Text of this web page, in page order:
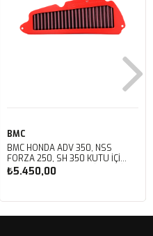
BMC
BMC HONDA ADV 350, NSS
FORZA 250, SH 350 KUTU İÇİ
PERFORMANS HAVA FİLTRESİ
₺5.450,00